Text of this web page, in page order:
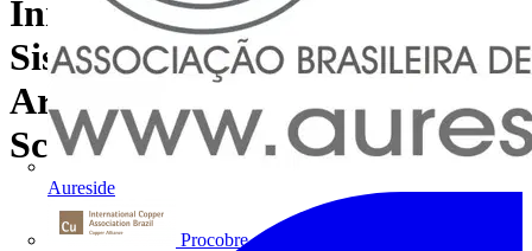
Aureside
Procobre
Innovation Talk Webinar:
Sistemas Híbridos e
Armazenamento de Energia |
Schneider Electric